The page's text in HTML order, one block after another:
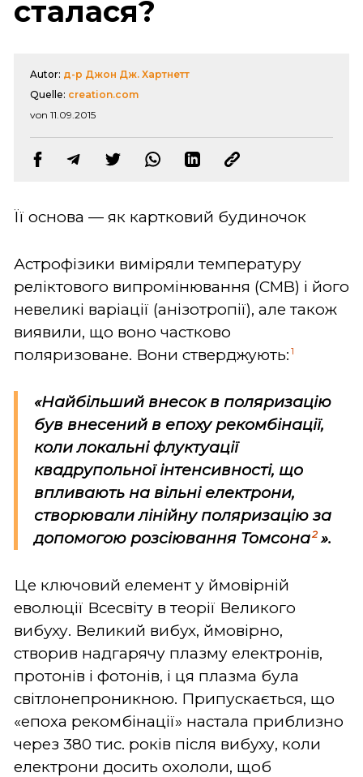
сталася?
Autor: д-р Джон Дж. Хартнетт
Quelle: creation.com
von 11.09.2015
Її основа — як картковий будиночок
Астрофізики виміряли температуру
реліктового випромінювання (CMB) і його
невеликі варіації (анізотропії), але також
виявили, що воно частково
поляризоване. Вони стверджують: 1
«Найбільший внесок в поляризацію
був внесений в епоху рекомбінації,
коли локальні флуктуації
квадрупольної інтенсивності, що
впливають на вільні електрони,
створювали лінійну поляризацію за
допомогою розсіювання Томсона2 ».
Це ключовий елемент у ймовірній
еволюції Всесвіту в теорії Великого
вибуху. Великий вибух, ймовірно,
створив надгарячу плазму електронів,
протонів і фотонів, і ця плазма була
світлонепроникною. Припускається, що
«епоха рекомбінації» настала приблизно
через 380 тис. років після вибуху, коли
електрони досить охололи, щоб